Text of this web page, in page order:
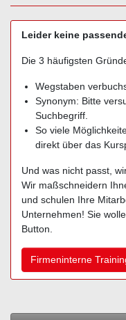
Leider keine
Die 3 häufigsten
Wegstaben
Synonym: Bitte
Suchbegriff.
So viele
direkt über das
Und was nicht passt,
Wir maßschneidern
und schulen Ihre
Unternehmen! Sie
Button.
Firmeninterne